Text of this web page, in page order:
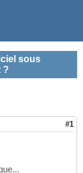
sous
?
#1